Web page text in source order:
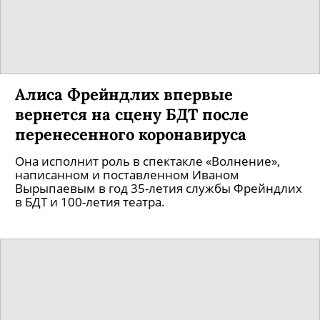
Алиса Фрейндлих впервые
вернется на сцену БДТ после
перенесенного коронавируса
Она исполнит роль в спектакле «Волнение»,
написанном и поставленном Иваном
Вырыпаевым в год 35-летия службы Фрейндлих
в БДТ и 100-летия театра.